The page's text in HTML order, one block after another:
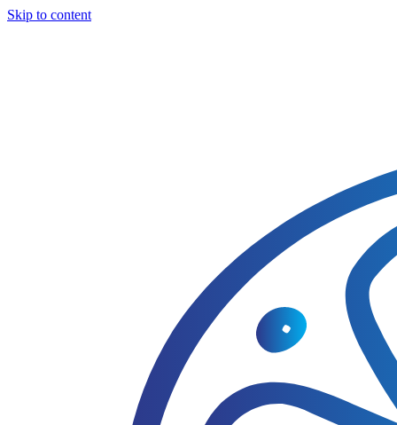
Skip to content